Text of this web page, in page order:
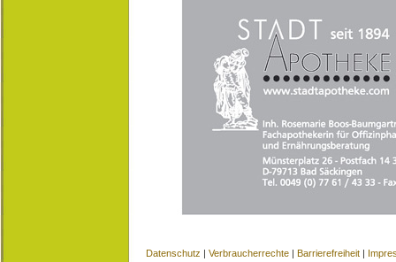
Datenschutz | Verbraucherrechte | Barrierefreiheit |